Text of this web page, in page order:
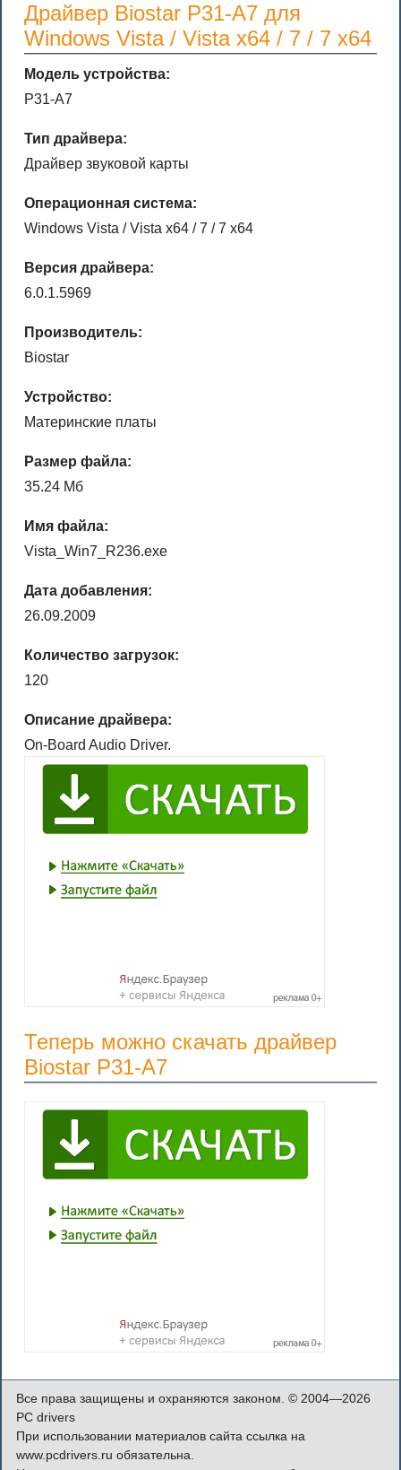
Драйвер Biostar P31-A7 для
Windows Vista / Vista x64 / 7 / 7 x64
Модель устройства:
P31-A7
Тип драйвера:
Драйвер звуковой карты
Операционная система:
Windows Vista / Vista x64 / 7 / 7 x64
Версия драйвера:
6.0.1.5969
Производитель:
Biostar
Устройство:
Материнские платы
Размер файла:
35.24 Мб
Имя файла:
Vista_Win7_R236.exe
Дата добавления:
26.09.2009
Количество загрузок:
120
Описание драйвера:
On-Board Audio Driver.
Теперь можно скачать драйвер
Biostar P31-A7
Все права защищены и охраняются законом. © 2004—2026
PC drivers
При использовании материалов сайта ссылка на
www.pcdrivers.ru обязательна.